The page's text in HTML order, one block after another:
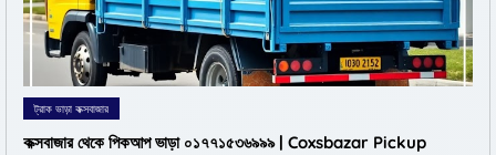
ট্রাক ভাড়া কক্সবাজার
কক্সবাজার থেকে পিকআপ ভাড়া ০১৭৭১৫৩৬৯৯৯ | Coxsbazar Pickup